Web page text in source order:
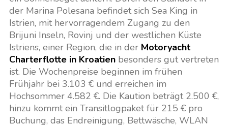
der Marina Polesana befindet sich Sea King in
Istrien, mit hervorragendem Zugang zu den
Brijuni Inseln, Rovinj und der westlichen Küste
Istriens, einer Region, die in der Motoryacht
Charterflotte in Kroatienbesonders gut vertreten
ist. Die Wochenpreise beginnen im frühen
Frühjahr bei 3.103 € und erreichen im
Hochsommer 4.582 €. Die Kaution beträgt 2.500 €,
hinzu kommt ein Transitlogpaket für 215 € pro
Buchung, das Endreinigung, Bettwäsche, WLAN